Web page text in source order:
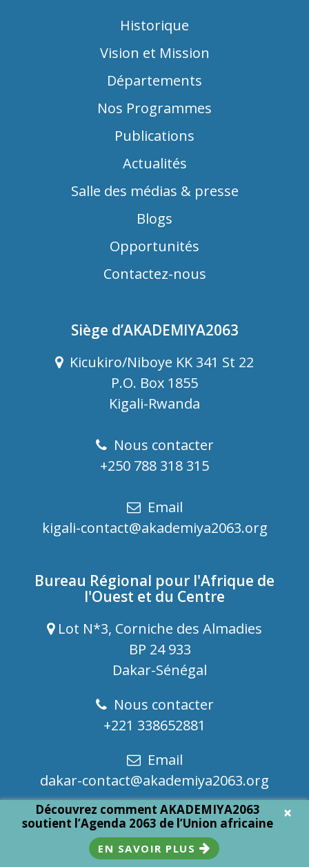
×
Découvrez comment AKADEMIYA2063
soutient l’Agenda 2063 de l’Union africaine
EN SAVOIR PLUS
Historique
Vision et Mission
Départements
Nos Programmes
Publications
Actualités
Salle des médias & presse
Blogs
Opportunités
Contactez-nous
Siège d’AKADEMIYA2063
Kicukiro/Niboye KK 341 St 22
P.O. Box 1855
Kigali-Rwanda
Nous contacter
+250 788 318 315
Email
kigali-contact@akademiya2063.org
Bureau Régional pour l'Afrique de
l'Ouest et du Centre
Lot N*3, Corniche des Almadies
BP 24 933
Dakar-Sénégal
Nous contacter
+221 338652881
Email
dakar-contact@akademiya2063.org
© AKADEMIYA2063 2026